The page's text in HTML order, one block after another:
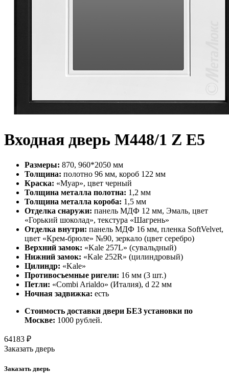
Входная дверь М448/1 Z Е5
Размеры: 870, 960*2050 мм
Толщина: полотно 96 мм, короб 122 мм
Краска: «Муар», цвет черный
Толщина металла полотна: 1,2 мм
Толщина металла короба: 1,5 мм
Отделка снаружи: панель МДФ 12 мм, Эмаль, цвет
«Горький шоколад», текстура «Шагрень»
Отделка внутри: панель МДФ 16 мм, пленка SoftVelvet,
цвет «Крем-брюле» №90, зеркало (цвет серебро)
Верхний замок: «Kale 257L» (сувальдный)
Нижний замок: «Kale 252R» (цилиндровый)
Цилиндр: «Kale»
Противосъемные ригели: 16 мм (3 шт.)
Петли: «Combi Arialdo» (Италия), d 22 мм
Ночная задвижка: есть
Стоимость доставки двери БЕЗ установки по
Москве: 1000 рублей.
64183 ₽
Заказать дверь
Заказать дверь